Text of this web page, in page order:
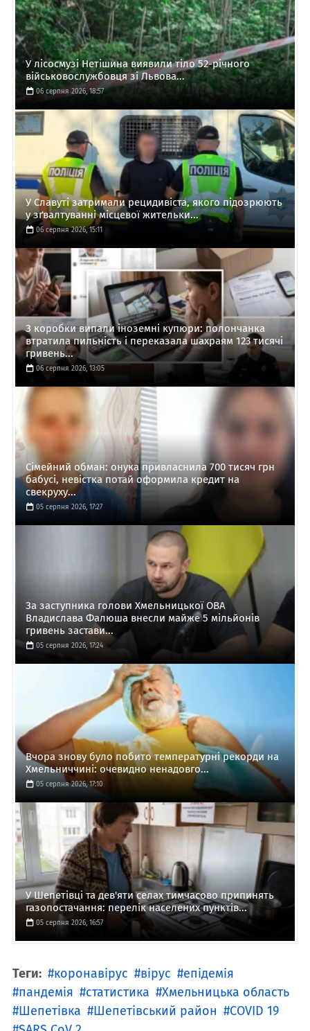
У лісосмузі Нетішина виявили тіло 52-річного
військовослужбовця зі Львова...
06 серпня 2026, 18:57
У Славуті затримали рецидивіста, якого підозрюють
у зґвалтуванні місцевої жительки...
06 серпня 2026, 15:11
З коробки випали іноземні купюри: полончанка
втратила пильність і переказала шахраям 123 тисячі
гривень...
06 серпня 2026, 13:05
Сімейний обман: онука привласнила 700 тисяч грн
бабусі, невістка потай оформила кредит на
свекруху...
05 серпня 2026, 17:27
За заступника голови Хмельницької ОВА
Владислава Фалюша внесли майже 5 мільйонів
гривень застави...
05 серпня 2026, 17:24
Вчора знову було побито температурні рекорди на
Хмельниччині: очевидно ненадовго...
05 серпня 2026, 17:10
У Шепетівці та дев'яти селах тимчасово припинять
газопостачання: перелік населених пунктів...
05 серпня 2026, 16:57
Теги: коронавірус вірус
епідемія
пандемія
статистика
Хмельницька область
Шепетівка
Шепетівський район
COVID 19